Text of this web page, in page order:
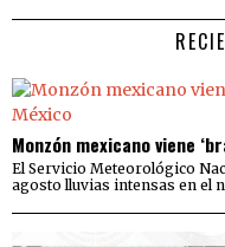
Monzón mexicano viene
El Servicio Meteorológico
agosto lluvias intensas en el